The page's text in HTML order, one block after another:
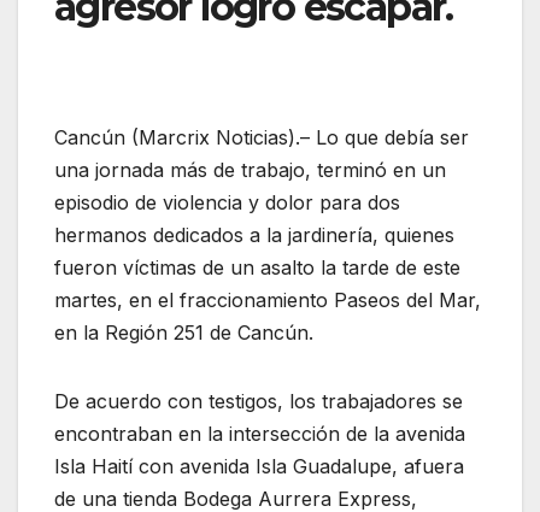
Cancún (Marcrix Noticias).– Lo que debía ser
una jornada más de trabajo, terminó en un
episodio de violencia y dolor para dos
hermanos dedicados a la jardinería, quienes
fueron víctimas de un asalto la tarde de este
martes, en el fraccionamiento Paseos del Mar,
en la Región 251 de Cancún.
De acuerdo con testigos, los trabajadores se
encontraban en la intersección de la avenida
Isla Haití con avenida Isla Guadalupe, afuera
de una tienda Bodega Aurrera Express,